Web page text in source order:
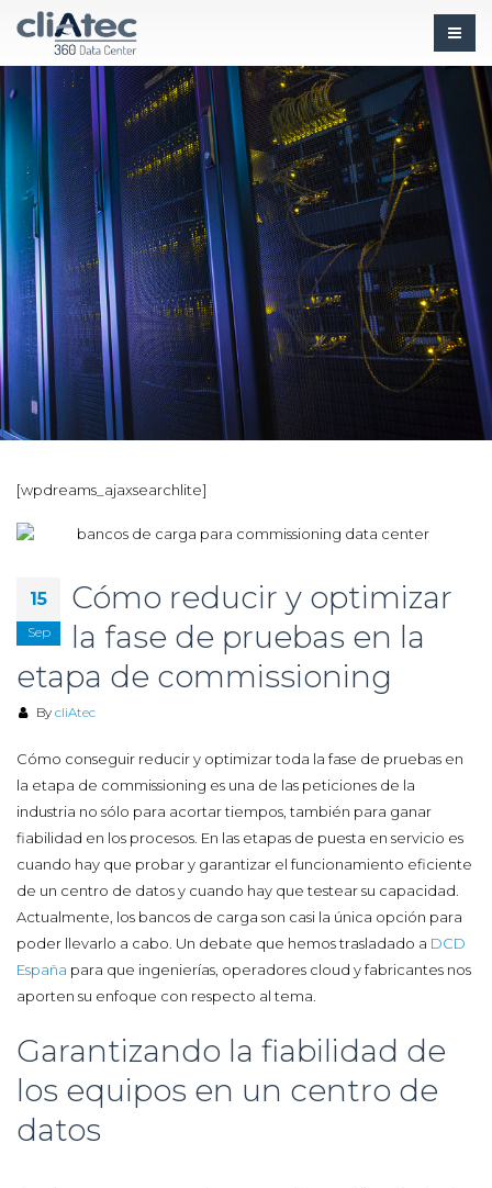
[wpdreams_ajaxsearchlite]
15
Sep
Cómo reducir y optimizar
la fase de pruebas en la
etapa de commissioning
By cliAtec
Cómo conseguir reducir y optimizar toda la fase de pruebas en
la etapa de commissioning es una de las peticiones de la
industria no sólo para acortar tiempos, también para ganar
fiabilidad en los procesos. En las etapas de puesta en servicio es
cuando hay que probar y garantizar el funcionamiento eficiente
de un centro de datos y cuando hay que testear su capacidad.
Actualmente, los bancos de carga son casi la única opción para
poder llevarlo a cabo. Un debate que hemos trasladado a DCD
España para que ingenierías, operadores cloud y fabricantes nos
aporten su enfoque con respecto al tema.
Garantizando la fiabilidad de
los equipos en un centro de
datos